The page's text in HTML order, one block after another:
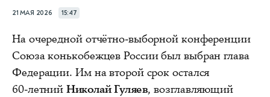
21 МАЯ 2026 15:47
На очередной отчётно‑выборной конференции
Союза конькобежцев России был выбран глава
Федерации. Им на второй срок остался
60‑летнийНиколай Гуляев, возглавляющий